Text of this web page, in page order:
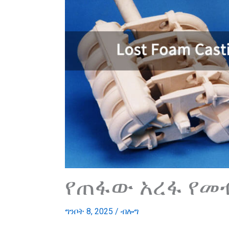
የጠፋው አረፋ
ግንቦት 8, 2025 / ብሎግ